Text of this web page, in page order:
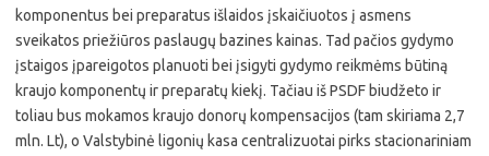
komponentus bei preparatus išlaidos įskaičiuotos į asmens
sveikatos priežiūros paslaugų bazines kainas. Tad pačios gydymo
įstaigos įpareigotos planuoti bei įsigyti gydymo reikmėms būtiną
kraujo komponentų ir preparatų kiekį. Tačiau iš PSDF biudžeto ir
toliau bus mokamos kraujo donorų kompensacijos (tam skiriama 2,7
mln. Lt), o Valstybinė ligonių kasa centralizuotai pirks stacionariniam